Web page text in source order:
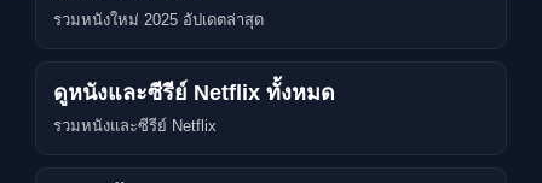
รวมหนังใหม่ 2025 อัปเดตล่าสุด
ดูหนังและซีรีย์ Netflix ทั้งหมด
รวมหนังและซีรีย์ Netflix